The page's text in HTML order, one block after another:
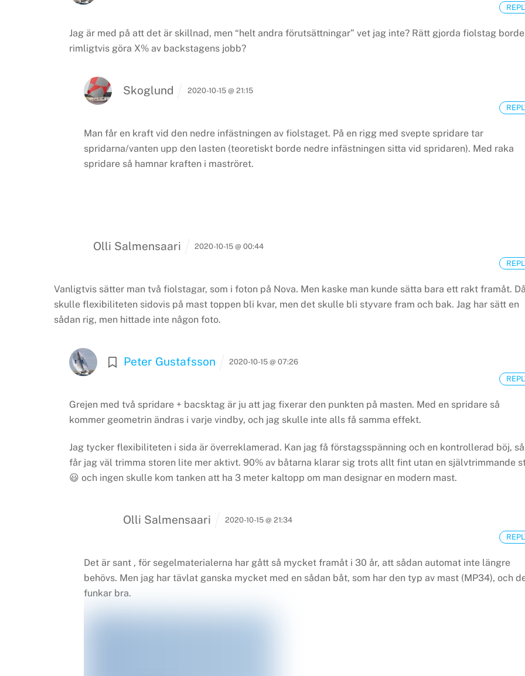
Jag är med på att det är skillnad, men “helt andra förutsättningar” vet jag inte? Rätt gjorda fiolstag borde
rimligtvis göra X% av backstagens jobb?
Skoglund 2020-10-15 @ 21:15
Man får en kraft vid den nedre infästningen av fiolstaget. På en rigg med svepte spridare tar
spridarna/vanten upp den lasten (teoretiskt borde nedre infästningen sitta vid spridaren). Med raka
spridare så hamnar kraften i maströret.
Olli Salmensaari 2020-10-15 @ 00:44
Vanligtvis sätter man två fiolstagar, som i foton på Nova. Men kaske man kunde sätta bara ett rakt framåt. Då
skulle flexibiliteten sidovis på mast toppen bli kvar, men det skulle bli styvare fram och bak. Jag har sätt en
sådan rig, men hittade inte någon foto.
Peter Gustafsson 2020-10-15 @ 07:26
Grejen med två spridare + bacsktag är ju att jag fixerar den punkten på masten. Med en spridare så
kommer geometrin ändras i varje vindby, och jag skulle inte alls få samma effekt.
Jag tycker flexibiliteten i sida är överreklamerad. Kan jag få förstagsspänning och en kontrollerad böj, så
får jag väl trimma storen lite mer aktivt. 90% av båtarna klarar sig trots allt fint utan en självtrimmande
😃 och ingen skulle kom tanken att ha 3 meter kaltopp om man designar en modern mast.
Olli Salmensaari 2020-10-15 @ 21:34
Det är sant , för segelmaterialerna har gått så mycket framåt i 30 år, att sådan automat inte längre
behövs. Men jag har tävlat ganska mycket med en sådan båt, som har den typ av mast (MP34), och
funkar bra.